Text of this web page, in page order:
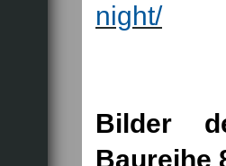
night/
Bilder
Baureihe